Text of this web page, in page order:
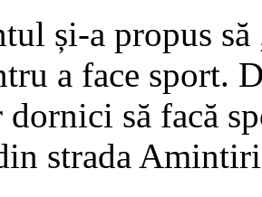
și-a propus
a face sport.
să facă
strada